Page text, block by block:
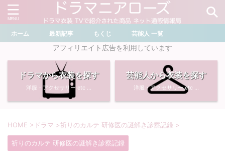
＼ ドラマ・芸能人を検索 ／
おすすめ検索ワード
川口春奈
・石原さとみ
・菜々緒
・ 畑芽育
・
ホーム 最新記事 もくじ 芸能人 一覧
アフィリエイト広告を利用しています
ドラマから衣装を探す
洋服・アクセサリー etc ...
芸能人から衣装を探す
洋服・アクセサリー etc ...
HOME > ドラマ >祈りのカルテ 研修医の謎解き診察記録 >
祈りのカルテ 研修医の謎解き診察記録